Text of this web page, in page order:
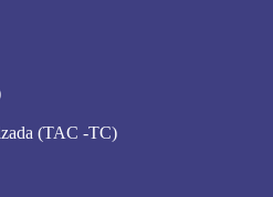
(TAC -TC)